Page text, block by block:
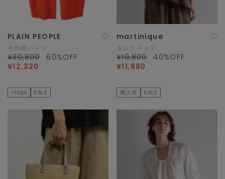
PLAIN PEOPLE
その他パンツ
¥30,800 60%OFF
¥12,320
martinique
タンクトップ
¥19,800 40%OFF
¥11,880
×10pt SALE 再入荷 SALE